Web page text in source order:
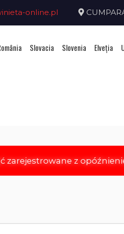
online.pl
Slovacia Slovenia Elveţia
zarejestrowane z